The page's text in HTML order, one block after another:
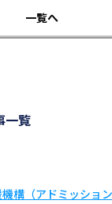
一覧へ
一覧
構（アドミッショ